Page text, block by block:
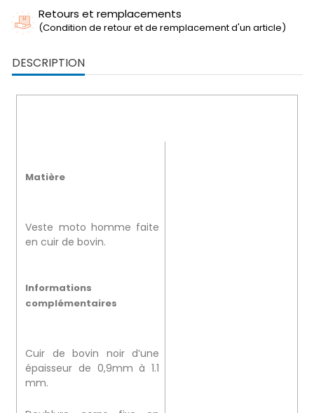
Retours et remplacements
(Condition de retour et de remplacement d'un article)
DESCRIPTION
Matière
Veste moto homme faite
en cuir de bovin.
Informations
complémentaires
Cuir de bovin noir d’une
épaisseur de 0,9mm à 1.1
mm.